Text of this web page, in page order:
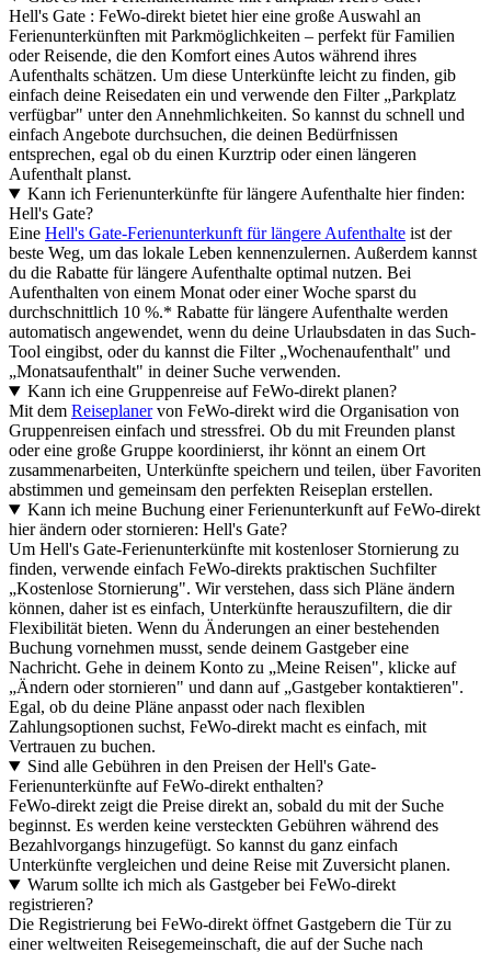
Hell's Gate : FeWo-direkt bietet hier eine große Auswahl an
Ferienunterkünften mit Parkmöglichkeiten – perfekt für Familien
oder Reisende, die den Komfort eines Autos während ihres
Aufenthalts schätzen. Um diese Unterkünfte leicht zu finden, gib
einfach deine Reisedaten ein und verwende den Filter „Parkplatz
verfügbar" unter den Annehmlichkeiten. So kannst du schnell und
einfach Angebote durchsuchen, die deinen Bedürfnissen
entsprechen, egal ob du einen Kurztrip oder einen längeren
Aufenthalt planst.
Kann ich Ferienunterkünfte für längere Aufenthalte hier finden:
Hell's Gate?
Eine Hell's Gate-Ferienunterkunft für längere Aufenthalte ist der
beste Weg, um das lokale Leben kennenzulernen. Außerdem kannst
du die Rabatte für längere Aufenthalte optimal nutzen. Bei
Aufenthalten von einem Monat oder einer Woche sparst du
durchschnittlich 10 %.* Rabatte für längere Aufenthalte werden
automatisch angewendet, wenn du deine Urlaubsdaten in das Such-
Tool eingibst, oder du kannst die Filter „Wochenaufenthalt" und
„Monatsaufenthalt" in deiner Suche verwenden.
Kann ich eine Gruppenreise auf FeWo-direkt planen?
Mit dem Reiseplanervon FeWo-direkt wird die Organisation von
Gruppenreisen einfach und stressfrei. Ob du mit Freunden planst
oder eine große Gruppe koordinierst, ihr könnt an einem Ort
zusammenarbeiten, Unterkünfte speichern und teilen, über Favoriten
abstimmen und gemeinsam den perfekten Reiseplan erstellen.
Kann ich meine Buchung einer Ferienunterkunft auf FeWo-direkt
hier ändern oder stornieren: Hell's Gate?
Um Hell's Gate-Ferienunterkünfte mit kostenloser Stornierung zu
finden, verwende einfach FeWo-direkts praktischen Suchfilter
„Kostenlose Stornierung". Wir verstehen, dass sich Pläne ändern
können, daher ist es einfach, Unterkünfte herauszufiltern, die dir
Flexibilität bieten. Wenn du Änderungen an einer bestehenden
Buchung vornehmen musst, sende deinem Gastgeber eine
Nachricht. Gehe in deinem Konto zu „Meine Reisen", klicke auf
„Ändern oder stornieren" und dann auf „Gastgeber kontaktieren".
Egal, ob du deine Pläne anpasst oder nach flexiblen
Zahlungsoptionen suchst, FeWo-direkt macht es einfach, mit
Vertrauen zu buchen.
Sind alle Gebühren in den Preisen der Hell's Gate-
Ferienunterkünfte auf FeWo-direkt enthalten?
FeWo-direkt zeigt die Preise direkt an, sobald du mit der Suche
beginnst. Es werden keine versteckten Gebühren während des
Bezahlvorgangs hinzugefügt. So kannst du ganz einfach
Unterkünfte vergleichen und deine Reise mit Zuversicht planen.
Warum sollte ich mich als Gastgeber bei FeWo-direkt
registrieren?
Die Registrierung bei FeWo-direkt öffnet Gastgebern die Tür zu
einer weltweiten Reisegemeinschaft, die auf der Suche nach